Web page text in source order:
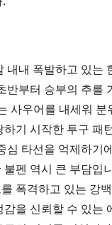
내내 폭발하고 있는
반부터 승부의 추를
사우어를 내세워 분
하기 시작한 투구 패
심 타선을 억제하기
불펜 역시 큰 부담입
폭격하고 있는 강
감을 신뢰할 수 있는